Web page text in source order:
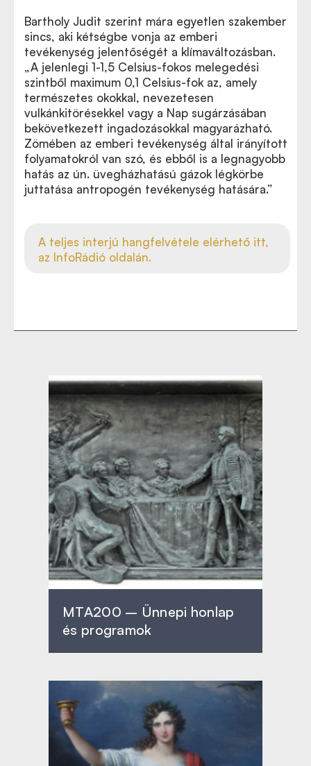
Bartholy Judit szerint mára egyetlen szakember
sincs, aki kétségbe vonja az emberi
tevékenység jelentőségét a klímaváltozásban.
„A jelenlegi 1-1,5 Celsius-fokos melegedési
szintből maximum 0,1 Celsius-fok az, amely
természetes okokkal, nevezetesen
vulkánkitörésekkel vagy a Nap sugárzásában
bekövetkezett ingadozásokkal magyarázható.
Zömében az emberi tevékenység által irányított
folyamatokról van szó, és ebből is a legnagyobb
hatás az ún. üvegházhatású gázok légkörbe
juttatása antropogén tevékenység hatására.”
A teljes interjú hangfelvétele elérhető itt,
az InfoRádió oldalán.
MTA200 – Ünnepi honlap
és programok